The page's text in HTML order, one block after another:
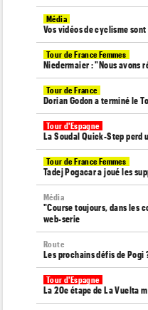
Média
Vos vidéos de cyclisme
Tour de France Femmes
Niedermaier : "Nous avons
Tour de France
Dorian Godon a terminé le
Tour d'Espagne
La Soudal Quick-Step perd
Tour de France Femmes
Tadej Pogacar a joué les
Média
"Course toujours, dans les
web-serie
Route
Les prochains défis de Pogi
Tour d'Espagne
La 20e étape de La Vuelta